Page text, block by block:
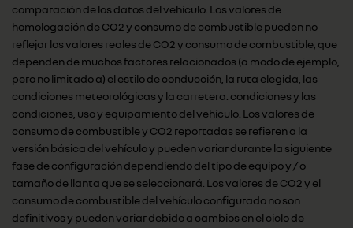
comparación de los datos del vehículo. Los valores de
homologación de CO2 y consumo de combustible pueden no
reflejar los valores reales de CO2 y consumo de combustible, que
dependen de muchos factores relacionados (a modo de ejemplo,
pero no limitado a) el estilo de conducción, la ruta elegida, las
condiciones meteorológicas y la carretera. condiciones y las
condiciones, uso y equipamiento del vehículo. Los valores de
consumo de combustible y CO2 reportadas se refieren a la
versión básica del vehículo y pueden variar durante la siguiente
fase de configuración dependiendo del tipo de equipo y / o
tamaño de llanta que se seleccionará. Los valores de CO2 y el
consumo de combustible del vehículo configurado no son
definitivos y pueden variar debido a cambios en el ciclo de